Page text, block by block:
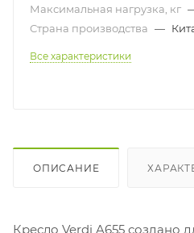
Максимальная нагрузка, кг
Страна производства —
Все характеристики
ОПИСАНИЕ
Кресло Verdi A655 создано